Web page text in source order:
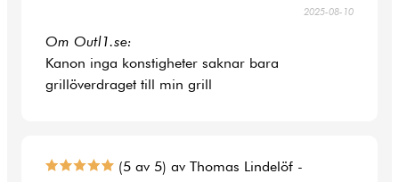
2025-08-10
Om Outl1.se:
Kanon inga konstigheter saknar bara
grillöverdraget till min grill
(5 av 5) av Thomas Lindelöf -